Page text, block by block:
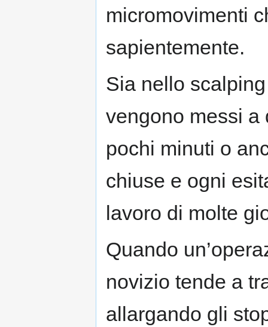
micromovimenti
sapientemente.
Sia nello
vengono messi a
pochi minuti o
chiuse e ogni
lavoro di molte
Quando
novizio tende a
allargando gli